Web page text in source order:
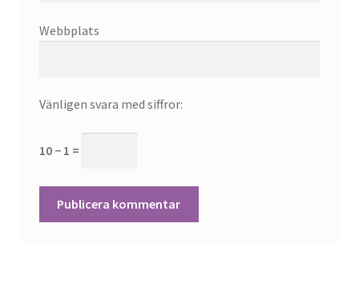
Webbplats
Vänligen svara med siffror:
10 − 1 =